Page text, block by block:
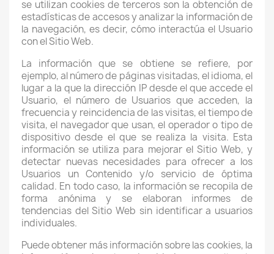
se utilizan cookies de terceros son la obtención de
estadísticas de accesos y analizar la información de
la navegación, es decir, cómo interactúa el Usuario
con el Sitio Web.
La información que se obtiene se refiere, por
ejemplo, al número de páginas visitadas, el idioma, el
lugar a la que la dirección IP desde el que accede el
Usuario, el número de Usuarios que acceden, la
frecuencia y reincidencia de las visitas, el tiempo de
visita, el navegador que usan, el operador o tipo de
dispositivo desde el que se realiza la visita. Esta
información se utiliza para mejorar el Sitio Web, y
detectar nuevas necesidades para ofrecer a los
Usuarios un Contenido y/o servicio de óptima
calidad. En todo caso, la información se recopila de
forma anónima y se elaboran informes de
tendencias del Sitio Web sin identificar a usuarios
individuales.
Puede obtener más información sobre las cookies, la